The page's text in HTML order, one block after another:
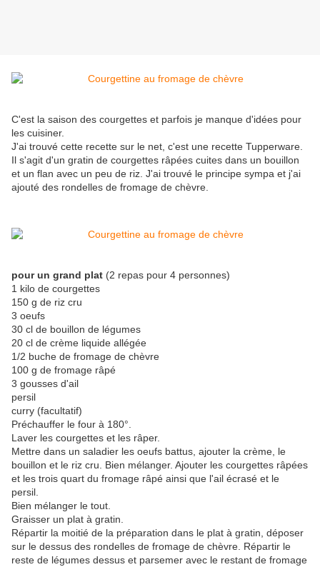
C'est la saison des courgettes et parfois je manque d'idées pour
les cuisiner.
J'ai trouvé cette recette sur le net, c'est une recette Tupperware.
Il s'agit d'un gratin de courgettes râpées cuites dans un bouillon
et un flan avec un peu de riz. J'ai trouvé le principe sympa et j'ai
ajouté des rondelles de fromage de chèvre.
pour un grand plat (2 repas pour 4 personnes)
1 kilo de courgettes
150 g de riz cru
3 oeufs
30 cl de bouillon de légumes
20 cl de crème liquide allégée
1/2 buche de fromage de chèvre
100 g de fromage râpé
3 gousses d'ail
persil
curry (facultatif)
Préchauffer le four à 180°.
Laver les courgettes et les râper.
Mettre dans un saladier les oeufs battus, ajouter la crème, le
bouillon et le riz cru. Bien mélanger. Ajouter les courgettes râpées
et les trois quart du fromage râpé ainsi que l'ail écrasé et le
persil.
Bien mélanger le tout.
Graisser un plat à gratin.
Répartir la moitié de la préparation dans le plat à gratin, déposer
sur le dessus des rondelles de fromage de chèvre. Répartir le
reste de légumes dessus et parsemer avec le restant de fromage